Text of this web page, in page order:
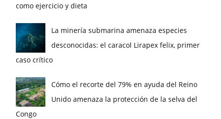
como ejercicio y dieta
La minería submarina amenaza especies
desconocidas: el caracol Lirapex felix, primer
caso crítico
Cómo el recorte del 79% en ayuda del Reino
Unido amenaza la protección de la selva del
Congo